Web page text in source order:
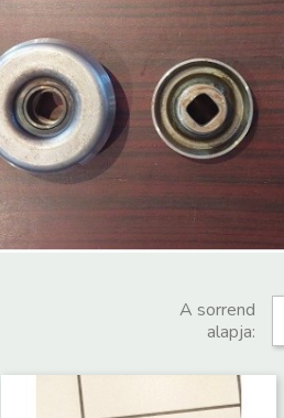
A sorrend
alapja: